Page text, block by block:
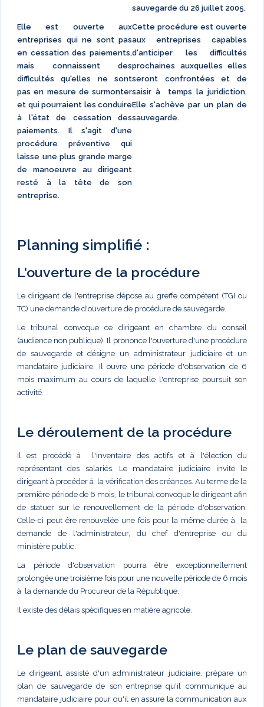
sauvegarde du 26 juillet 2005.
Elle est ouverte aux
entreprises qui ne sont pas
en cessation des paiements,
mais connaissent des
difficultés qu'elles ne sont
pas en mesure de surmonter
et qui pourraient les conduire
à l'état de cessation des
paiements. Il s'agit d'une
procédure préventive qui
laisse une plus grande marge
de manoeuvre au dirigeant
resté à la tête de son
entreprise.
Cette procédure est ouverte
aux entreprises capables
d'anticiper les difficultés
prochaines auxquelles elles
seront confrontées et de
saisir à temps la juridiction.
Elle s'achève par un plan de
sauvegarde.
Planning simplifié :
L'ouverture de la procédure
Le dirigeant de l'entreprise dépose au greffe compétent (TGI ou
TC) une demande d'ouverture de procédure de sauvegarde.
Le tribunal convoque ce dirigeant en chambre du conseil
(audience non publique). Il prononce l'ouverture d'une procédure
de sauvegarde et désigne un administrateur judiciaire et un
mandataire judiciaire. Il ouvre une période d'observation de 6
mois maximum au cours de laquelle l'entreprise poursuit son
activité.
Le déroulement de la procédure
Il est procédé à l'inventaire des actifs et à l'élection du
représentant des salariés. Le mandataire judiciaire invite le
dirigeant à procéder à la vérification des créances. Au terme de la
première période de 6 mois, le tribunal convoque le dirigeant afin
de statuer sur le renouvellement de la période d'observation.
Celle-ci peut êre renouvelée une fois pour la même durée à la
demande de l'administrateur, du chef d'entreprise ou du
ministère public.
La période d'observation pourra être exceptionnellement
prolongée une troisième fois pour une nouvelle période de 6 mois
à la demande du Procureur de la République.
Il existe des délais spécifiques en matière agricole.
Le plan de sauvegarde
Le dirigeant, assisté d'un administrateur judiciaire, prépare un
plan de sauvegarde de son entreprise qu'il communique au
mandataire judiciaire pour qu'il en assure la communication aux